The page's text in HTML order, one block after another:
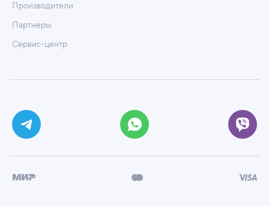
Производители
Партнеры
Сервис-центр